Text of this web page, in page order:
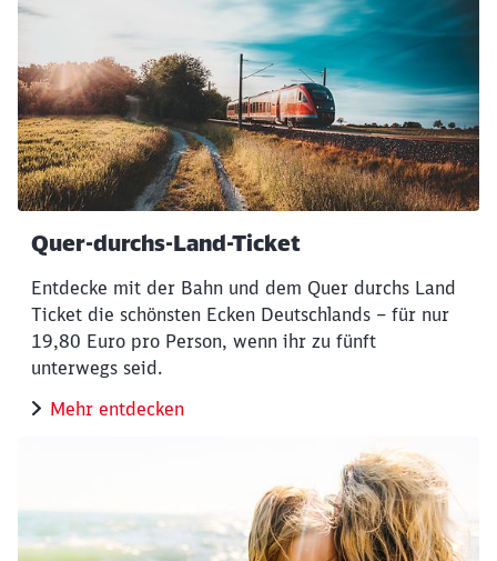
Quer-durchs-Land-Ticket
Entdecke mit der Bahn und dem Quer durchs Land
Ticket die schönsten Ecken Deutschlands – für nur
19,80 Euro pro Person, wenn ihr zu fünft
unterwegs seid.
Mehr entdecken
Schließen
Möchten Sie zuweitergeleitet
werden?